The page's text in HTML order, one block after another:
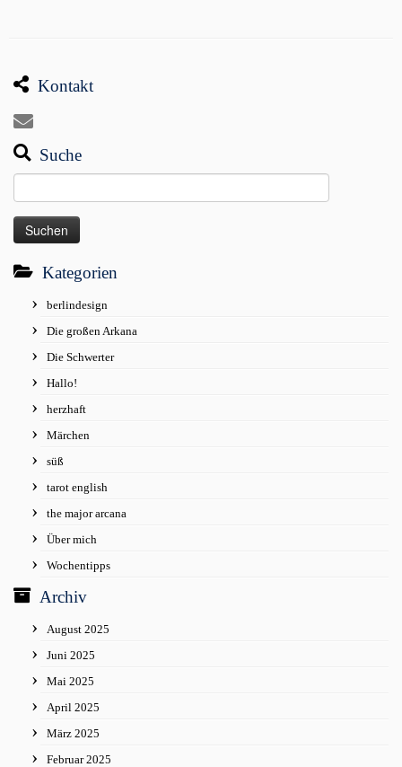
Kontakt
Suche
nach:
Kategorien
berlindesign
Die großen Arkana
Die Schwerter
Hallo!
herzhaft
Märchen
süß
tarot english
the major arcana
Über mich
Wochentipps
Archiv
August 2025
Juni 2025
Mai 2025
April 2025
März 2025
Februar 2025